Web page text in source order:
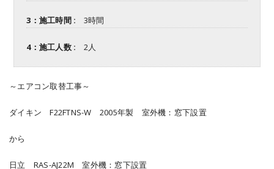
3：施工時間 : 3時間
4：施工人数 : 2人
～エアコン取替工事～
ダイキン F22FTNS-W 2005年製 室外機：窓下設置
から
日立 RAS-AJ22M 室外機：窓下設置